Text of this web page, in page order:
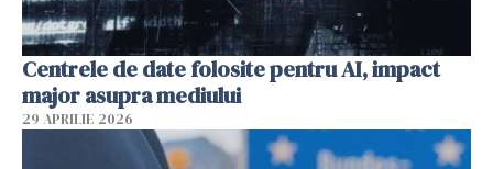
Centrele de date folosite pentru AI, impact
major asupra mediului
29 APRILIE 2026